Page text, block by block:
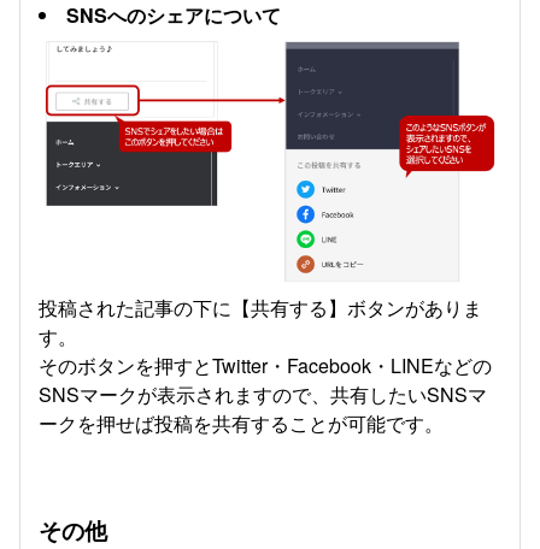
SNSへのシェアについて
投稿された記事の下に【共有する】ボタンがありま
す。
そのボタンを押すとTwitter・Facebook・LINEなどの
SNSマークが表示されますので、共有したいSNSマ
ークを押せば投稿を共有することが可能です。
その他